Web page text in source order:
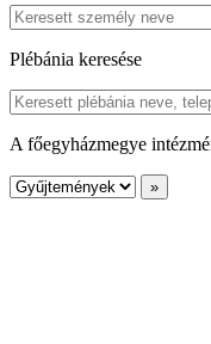
Plébánia keresése
A főegyházmegye